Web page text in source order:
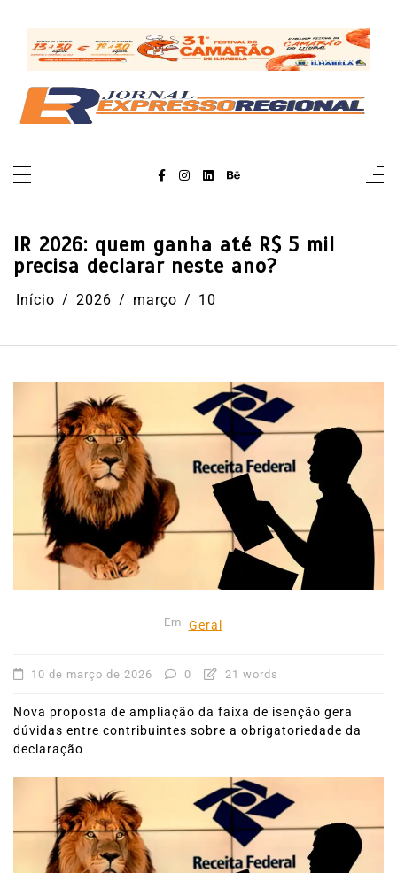
conteúdo
IR 2026: quem ganha até R$ 5 mil
precisa declarar neste ano?
Início 2026 março 10
Em Geral
10 de março de 2026 0 21 words
Nova proposta de ampliação da faixa de isenção gera
dúvidas entre contribuintes sobre a obrigatoriedade da
declaração